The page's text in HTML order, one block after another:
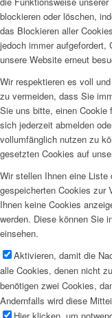
blockieren oder löschen,
das Blockieren aller
jedoch immer aufgefordert,
unsere Website erneut
Wir respektieren es voll
zu vermeiden, dass Sie
Sie uns bitte, einen Cookie
sich jederzeit abmelden
vollumfänglich nutzen zu
gesetzten Cookies auf
Wir stellen Ihnen eine Liste
gespeicherten Cookies zur
Ihnen keine Cookies
werden. Diese können Sie
einsehen.
Aktivieren, damit die
alle Cookies, denen nicht
benötigen zwei Cookies,
Andernfalls wird diese